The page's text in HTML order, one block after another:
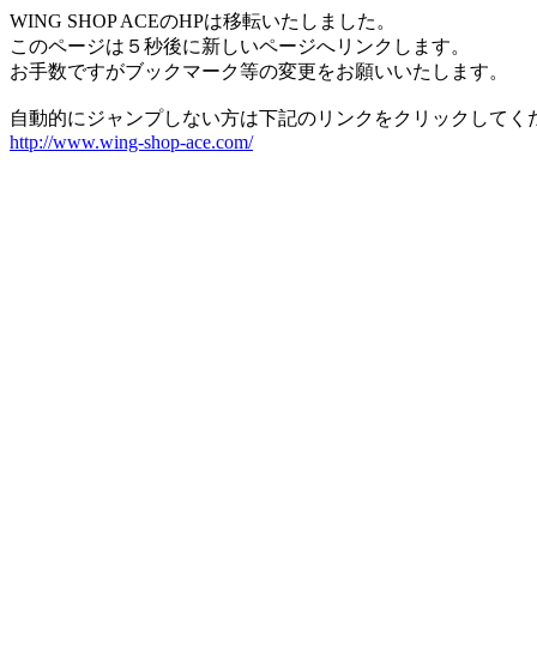
WING SHOP ACEのHPは移転いたしました。
このページは５秒後に新しいページへリンクします。
お手数ですがブックマーク等の変更をお願いいたします。
自動的にジャンプしない方は下記のリンクをクリックしてく
http://www.wing-shop-ace.com/